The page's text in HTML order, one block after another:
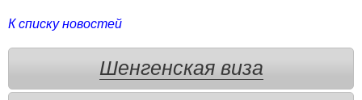
К списку новостей
Шенгенская виза